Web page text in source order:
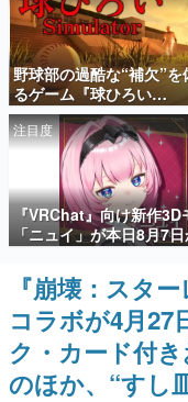
電ファミのいま読まれ
アプリセール情報
インタビュー
連載・特
殿堂入
SNS拡散
ど。多く
事をまと
ゲーム
名作ゲー
聞きし、
きます。
赫本
この物語
野球部の過酷な“補欠”を
るゲーム『球ひろい
Simulator』が「1件」
シュリストをもとにチェ
対応しSNSで話題に。『
ダム・カム』開発元やチ
プロ野球選手から称賛の
注目度
『VRChat』向け新作3D
「ニュイ」が本日8月7
BOOTHにて発売。瞳に
や感情豊かな表情が、小
わいい
『崩壊：スタ
コラボが4月27
ク・カード付
のほか、“すし